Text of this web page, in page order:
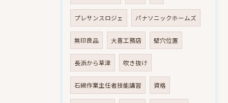
プレサンスロジェ パナソニックホームズ
無印良品 大喜工務店 壁穴位置
長浜から草津 吹き抜け
石綿作業主任者技能講習 資格